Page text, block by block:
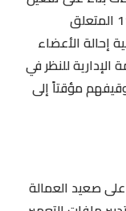
المادة 64 من القانون التنظيمي رقم 113.14 المتعلق
إحالة الأعضاء
للنظر في
مؤقتاً إلى
صعيد العمالة